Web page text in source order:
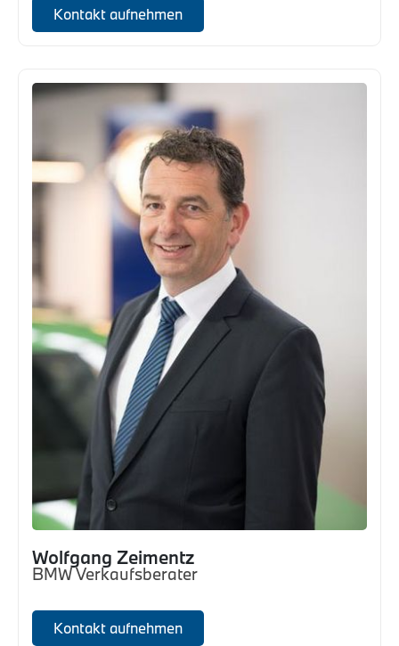
Kontakt aufnehmen
Wolfgang Zeimentz
BMW Verkaufsberater
Kontakt aufnehmen